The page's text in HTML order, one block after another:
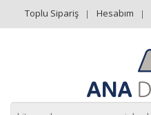
Toplu Sipariş Hesabım